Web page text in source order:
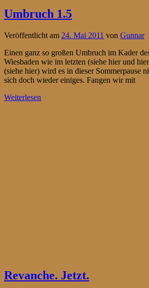
Umbruch 1.5
Veröffentlicht am 24. Mai 2011 von Gunnar
Einen ganz so großen Umbruch im Kader
Wiesbaden wie im letzten (siehe hier und
(siehe hier) wird es in dieser Sommerpause
sich doch wieder einiges. Fangen wir mit
Weiterlesen
Revanche. Jetzt.